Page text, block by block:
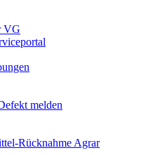
VG
melden
Rücknahme Agrar